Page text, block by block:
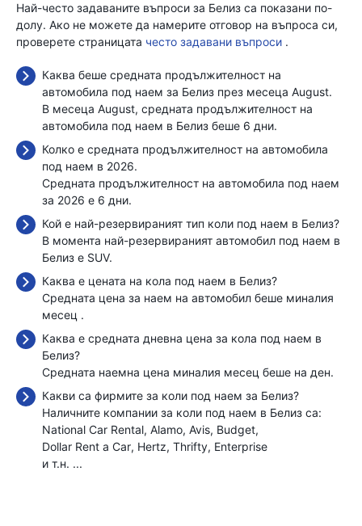
Най-често задаваните въпроси за Белиз са показани по-
долу. Ако не можете да намерите отговор на въпроса си,
проверете страницата често задавани въпроси .
Каква беше средната продължителност на
автомобила под наем за Белиз през месеца August.
В месеца August, средната продължителност на
автомобила под наем в Белиз беше 6 дни.
Колко е средната продължителност на автомобила
под наем в 2026.
Средната продължителност на автомобила под наем
за 2026 е 6 дни.
Кой е най-резервираният тип коли под наем в Белиз?
В момента най-резервираният автомобил под наем в
Белиз е SUV.
Каква е цената на кола под наем в Белиз?
Средната цена за наем на автомобил беше миналия
месец .
Каква е средната дневна цена за кола под наем в
Белиз?
Средната наемна цена миналия месец беше на ден.
Какви са фирмите за коли под наем за Белиз?
Наличните компании за коли под наем в Белиз са:
National Car Rental Alamo Avis Budget
Dollar Rent a Car Hertz Thrifty Enterprise
и т.н. ...